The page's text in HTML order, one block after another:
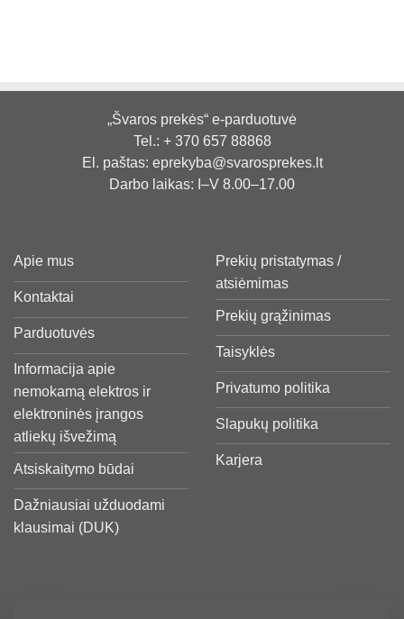
„Švaros prekės“ e-parduotuvė
Tel.: + 370 657 88868
El. paštas: eprekyba@svarosprekes.lt
Darbo laikas: I–V 8.00–17.00
Apie mus
Kontaktai
Parduotuvės
Informacija apie
nemokamą elektros ir
elektroninės įrangos
atliekų išvežimą
Atsiskaitymo būdai
Dažniausiai užduodami
klausimai (DUK)
Prekių pristatymas /
atsiėmimas
Prekių grąžinimas
Taisyklės
Privatumo politika
Slapukų politika
Karjera